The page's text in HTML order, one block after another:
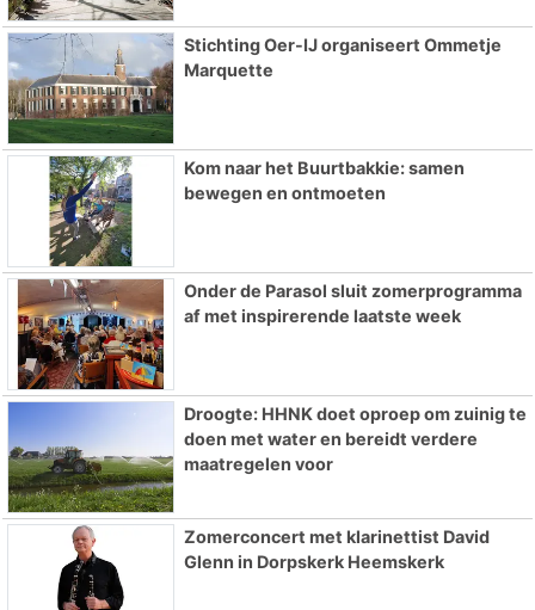
Stichting Oer-IJ organiseert Ommetje
Marquette
Kom naar het Buurtbakkie: samen
bewegen en ontmoeten
Onder de Parasol sluit zomerprogramma
af met inspirerende laatste week
Droogte: HHNK doet oproep om zuinig te
doen met water en bereidt verdere
maatregelen voor
Zomerconcert met klarinettist David
Glenn in Dorpskerk Heemskerk